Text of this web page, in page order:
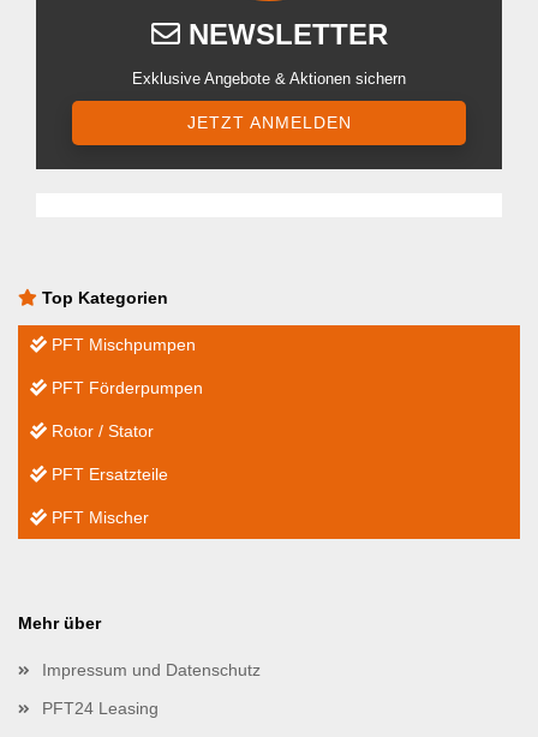
NEWSLETTER
Exklusive Angebote & Aktionen sichern
JETZT ANMELDEN
Top Kategorien
PFT Mischpumpen
PFT Förderpumpen
Rotor / Stator
PFT Ersatzteile
PFT Mischer
Mehr über
Impressum und Datenschutz
PFT24 Leasing